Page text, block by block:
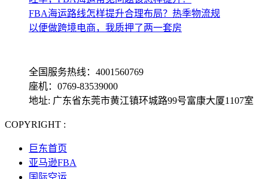
FBA海运路线怎样提升合理布局？热季物流规
以便做跨境电商，我质押了两一套房
全国服务热线：4001560769
座机：0769-83539000
地址: 广东省东莞市黄江镇环城路99号富康大厦1107室
COPYRIGHT :
巨东首页
亚马逊FBA